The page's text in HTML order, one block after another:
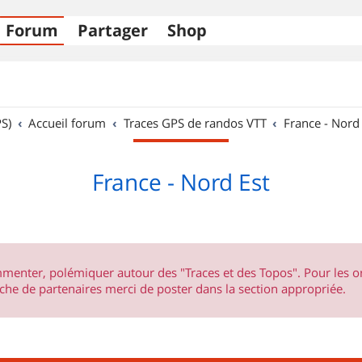
Forum Partager Shop
Accueil forum Traces GPS de randos VTT France - Nord
France - Nord Est
polémiquer autour des "Traces et des Topos". Pour les
de partenaires merci de poster dans la section appropriée.